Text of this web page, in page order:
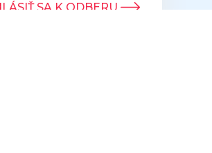
SA K ODBERU